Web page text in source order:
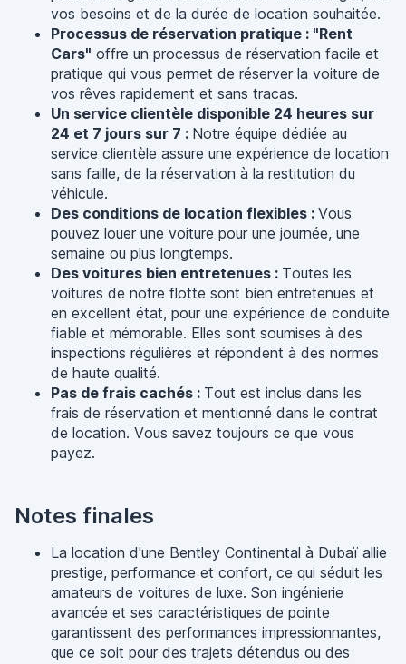
vos besoins et de la durée de location souhaitée.
Processus de réservation pratique : "Rent
Cars" offre un processus de réservation facile et
pratique qui vous permet de réserver la voiture de
vos rêves rapidement et sans tracas.
Un service clientèle disponible 24 heures sur
24 et 7 jours sur 7 : Notre équipe dédiée au
service clientèle assure une expérience de location
sans faille, de la réservation à la restitution du
véhicule.
Des conditions de location flexibles : Vous
pouvez louer une voiture pour une journée, une
semaine ou plus longtemps.
Des voitures bien entretenues : Toutes les
voitures de notre flotte sont bien entretenues et
en excellent état, pour une expérience de conduite
fiable et mémorable. Elles sont soumises à des
inspections régulières et répondent à des normes
de haute qualité.
Pas de frais cachés : Tout est inclus dans les
frais de réservation et mentionné dans le contrat
de location. Vous savez toujours ce que vous
payez.
Notes finales
La location d'une Bentley Continental à Dubaï allie
prestige, performance et confort, ce qui séduit les
amateurs de voitures de luxe. Son ingénierie
avancée et ses caractéristiques de pointe
garantissent des performances impressionnantes,
que ce soit pour des trajets détendus ou des